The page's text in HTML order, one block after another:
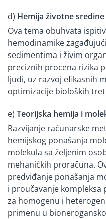
d) Hemija životne sredine
Ova tema obuhvata
hemodinamike
sedimentima i živim
preciznih procena rizika
ljudi, uz razvoj efikasnih
optimizacije bioloških
e) Teorijska hemija i
Razvijanje računarske
hemijskog ponašanja
molekula sa željenim
mehaničkih proračuna.
predviđanje ponašanja
i proučavanje
za homogenu i
primenu u